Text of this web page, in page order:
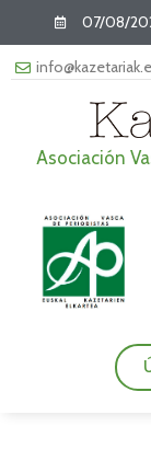
07/08/
Asociación